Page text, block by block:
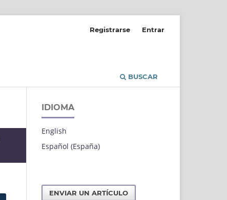
BUSCAR
Registrarse Entrar
IDIOMA
English
Español (España)
ENVIAR UN ARTÍCULO